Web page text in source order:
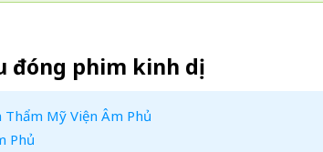
đóng phim kinh dị
Mỹ Viện Âm Phủ
Phủ